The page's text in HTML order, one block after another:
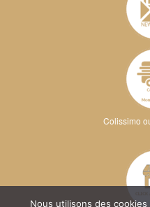
Colissimo
Nous utilisons des